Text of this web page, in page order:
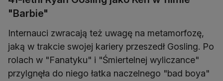
"Barbie"
Internauci zwracają też uwagę na metamorfozę,
jaką w trakcie swojej kariery przeszedł Gosling. Po
rolach w "Fanatyku" i "Śmiertelnej wyliczance"
przylgnęła do niego łatka naczelnego "bad boya"